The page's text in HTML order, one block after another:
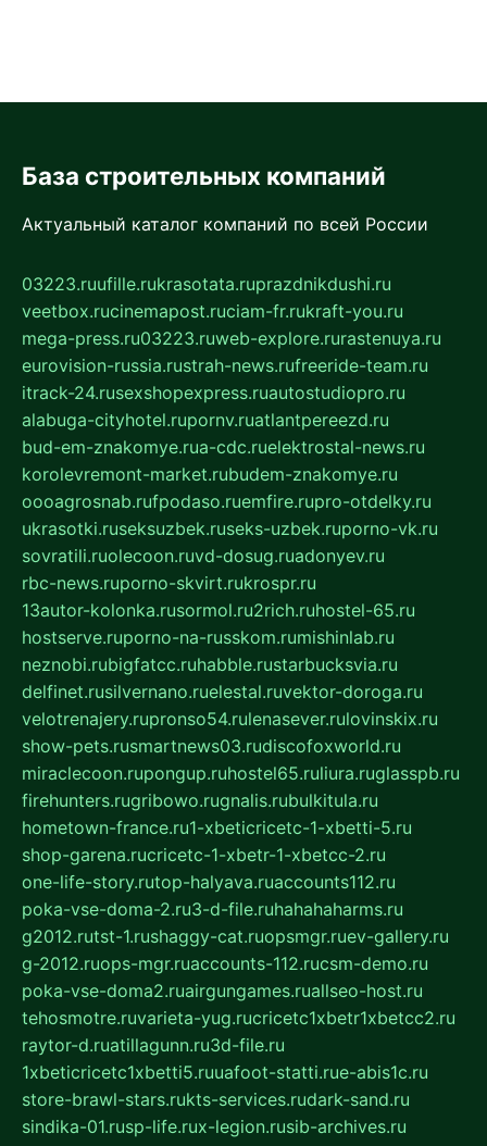
База строительных компаний
Актуальный каталог компаний по всей России
03223.ruufille.rukrasotata.ruprazdnikdushi.ru
veetbox.rucinemapost.ruciam-fr.rukraft-you.ru
mega-press.ru03223.ruweb-explore.rurastenuya.ru
eurovision-russia.rustrah-news.rufreeride-team.ru
itrack-24.rusexshopexpress.ruautostudiopro.ru
alabuga-cityhotel.rupornv.ruatlantpereezd.ru
bud-em-znakomye.rua-cdc.ruelektrostal-news.ru
korolevremont-market.rubudem-znakomye.ru
oooagrosnab.rufpodaso.ruemfire.rupro-otdelky.ru
ukrasotki.ruseksuzbek.ruseks-uzbek.ruporno-vk.ru
sovratili.ruolecoon.ruvd-dosug.ruadonyev.ru
rbc-news.ruporno-skvirt.rukrospr.ru
13autor-kolonka.rusormol.ru2rich.ruhostel-65.ru
hostserve.ruporno-na-russkom.rumishinlab.ru
neznobi.rubigfatcc.ruhabble.rustarbucksvia.ru
delfinet.rusilvernano.ruelestal.ruvektor-doroga.ru
velotrenajery.rupronso54.rulenasever.rulovinskix.ru
show-pets.rusmartnews03.rudiscofoxworld.ru
miraclecoon.rupongup.ruhostel65.ruliura.ruglasspb.ru
firehunters.rugribowo.rugnalis.rubulkitula.ru
hometown-france.ru1-xbeticricetc-1-xbetti-5.ru
shop-garena.rucricetc-1-xbetr-1-xbetcc-2.ru
one-life-story.rutop-halyava.ruaccounts112.ru
poka-vse-doma-2.ru3-d-file.ruhahahaharms.ru
g2012.rutst-1.rushaggy-cat.ruopsmgr.ruev-gallery.ru
g-2012.ruops-mgr.ruaccounts-112.rucsm-demo.ru
poka-vse-doma2.ruairgungames.ruallseo-host.ru
tehosmotre.ruvarieta-yug.rucricetc1xbetr1xbetcc2.ru
raytor-d.ruatillagunn.ru3d-file.ru
1xbeticricetc1xbetti5.ruuafoot-statti.rue-abis1c.ru
store-brawl-stars.rukts-services.rudark-sand.ru
sindika-01.rusp-life.rux-legion.rusib-archives.ru